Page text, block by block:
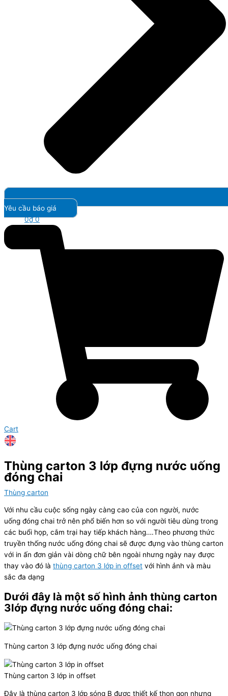
Yêu cầu báo giá
0₫ 0
Cart
Thùng carton 3 lớp đựng nước uống
đóng chai
Thùng carton
Với nhu cầu cuộc sống ngày càng cao của con người, nước
uống đóng chai trở nên phổ biến hơn so với người tiêu dùng trong
các buổi họp, cắm trại hay tiếp khách hàng….Theo phương thức
truyền thống nước uống đóng chai sẽ được đựng vào thùng carton
với in ấn đơn giản vài dòng chữ bên ngoài nhưng ngày nay được
thay vào đó là thùng carton 3 lớp in offset với hình ảnh và màu
sắc đa dạng
Dưới đây là một số hình ảnh thùng carton
3lớp đựng nước uống đóng chai:
Thùng carton 3 lớp đựng nước uống đóng chai
Thùng carton 3 lớp in offset
Đây là thùng carton 3 lớp sóng B được thiết kế thon gọn nhưng